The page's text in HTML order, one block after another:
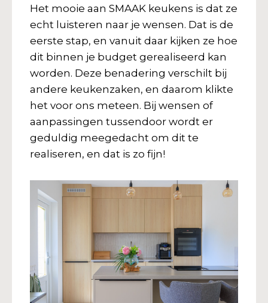
Het mooie aan SMAAK keukens is dat ze
echt luisteren naar je wensen. Dat is de
eerste stap, en vanuit daar kijken ze hoe
dit binnen je budget gerealiseerd kan
worden. Deze benadering verschilt bij
andere keukenzaken, en daarom klikte
het voor ons meteen. Bij wensen of
aanpassingen tussendoor wordt er
geduldig meegedacht om dit te
realiseren, en dat is zo fijn!